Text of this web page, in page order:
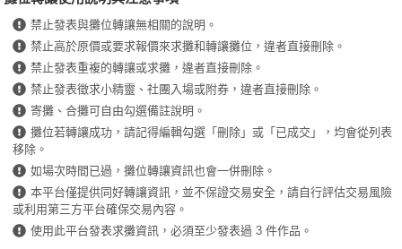
禁止發表與攤位轉讓無相關的說明。
禁止高於原價或要求報價來求攤和轉讓攤位，違者直接刪除。
禁止發表重複的轉讓或求攤，違者直接刪除。
禁止發表徵求小精靈、社團入場或附券，違者直接刪除。
寄攤、合攤可自由勾選備註說明。
攤位若轉讓成功，請記得編輯勾選「刪除」或「已成交」，均會從列表
移除。
如場次時間已過，攤位轉讓資訊也會一併刪除。
本平台僅提供同好轉讓資訊，並不保證交易安全，請自行評估交易風險
或利用第三方平台確保交易內容。
使用此平台發表求攤資訊，必須至少發表過 3 件作品。